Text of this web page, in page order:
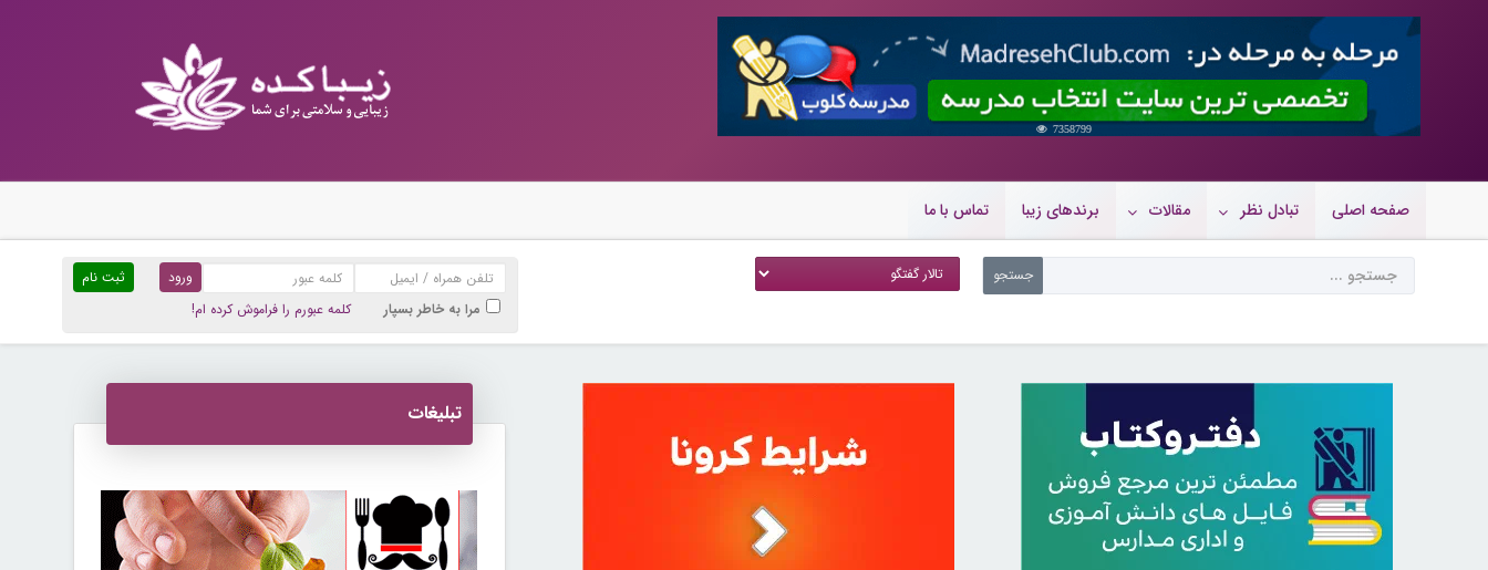
7358799
صفحه اصلی تبادل نظر مقالات برندهای زیبا تماس با ما
ثبت نام
مرا به خاطر بسپار
کلمه عبورم را فراموش کرده ام!
تبلیغات